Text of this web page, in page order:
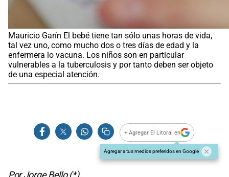
Mauricio Garín El bebé tiene tan sólo unas horas de vida,
tal vez uno, como mucho dos o tres días de edad y la
enfermera lo vacuna. Los niños son en particular
vulnerables a la tuberculosis y por tanto deben ser objeto
de una especial atención.
+ Agregar El Litoral en
Agregar a tus medios preferidos en Google
Por Jorge Bello (*)